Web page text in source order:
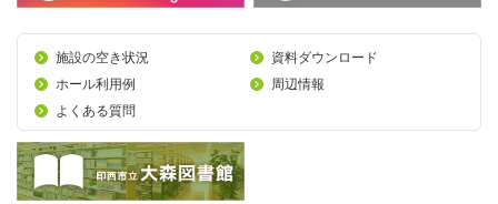
施設の空き状況
資料ダウンロード
ホール利用例
周辺情報
よくある質問